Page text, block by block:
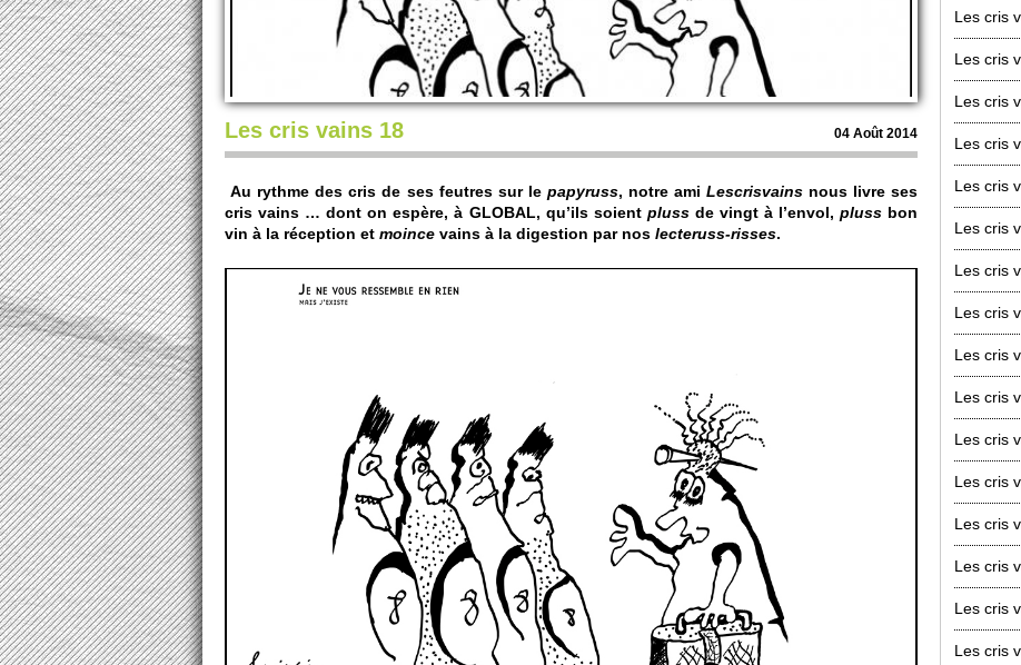
Les cris vains 18 04 Août 2014
Au rythme des cris de ses feutres sur le papy­russ, notre amiLes­cri­svains nous livre ses
cris vains … dont on espère, à GLOBAL, qu’ils so­ient plussde vingt à l’envol,pluss bon
vin à la réce­ption et moince vains à la digestion par nos lecte­russ-ri­sses.
l
Les cris
Les cris
Les cris
Les cris
Les cris
Les cris
Les cris
Les cris
Les cris
Les cris
Les cris
Les cris
Les cris
Les cris
Les cris
Les cris